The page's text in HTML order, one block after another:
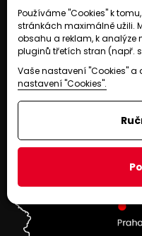
Používáme "Cookies" k
stránkách maximálně užili.
obsahu a reklam, k analýze
pluginů třetích stran (např.
Vaše nastavení "Cookies"
nastavení "Cookies".
Provozováno na systému
Technologies,